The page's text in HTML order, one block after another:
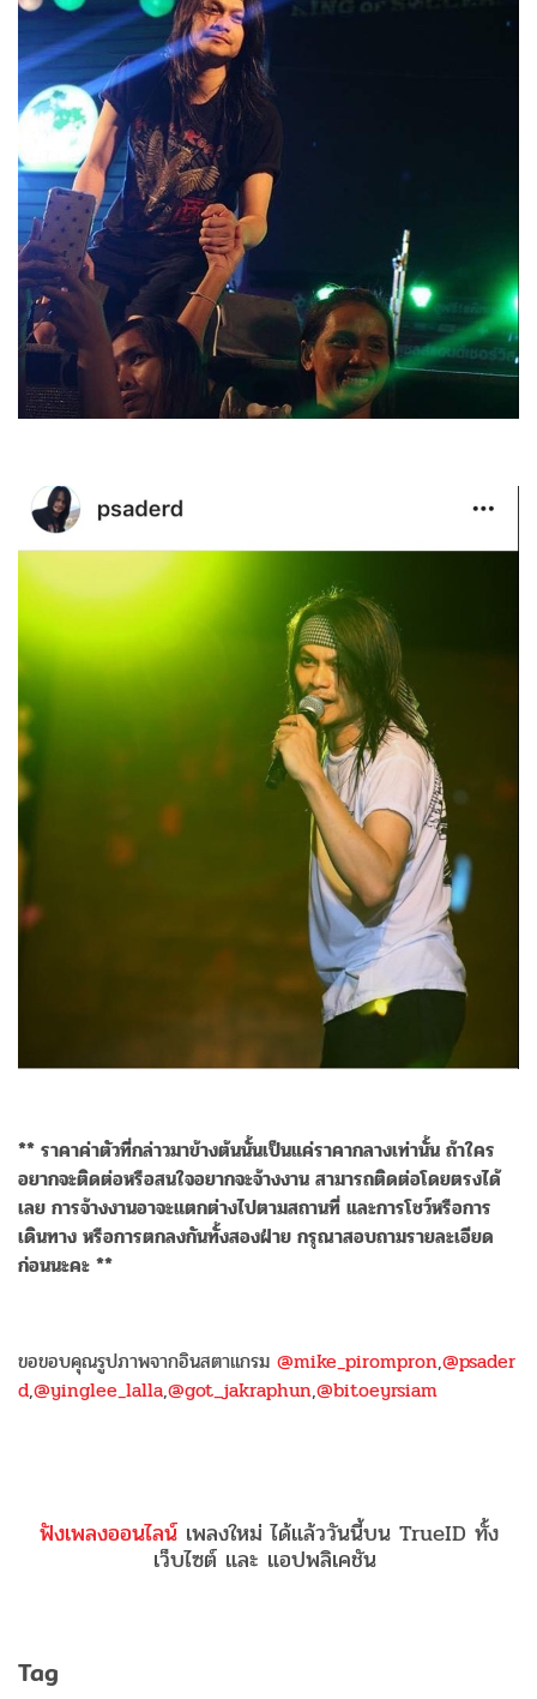
** ราคาค่าตัวที่กล่าวมาข้างต้นนั้นเป็นแค่ราคากลางเท่านั้น ถ้าใคร
อยากจะติดต่อหรือสนใจอยากจะจ้างงาน สามารถติดต่อโดยตรงได้
เลย การจ้างงานอาจะแตกต่างไปตามสถานที่ และการโชว์หรือการ
เดินทาง หรือการตกลงกันทั้งสองฝ่าย กรุณาสอบถามรายละเอียด
ก่อนนะคะ **
ขอขอบคุณรูปภาพจากอินสตาแกรม @mike_pirompron,@psader
d,@yinglee_lalla,@got_jakraphun,@bitoeyrsiam
ฟังเพลงออนไลน์เพลงใหม่ ได้แล้ววันนี้บน TrueID ทั้ง
เว็บไซต์ และ แอปพลิเคชัน
Tag